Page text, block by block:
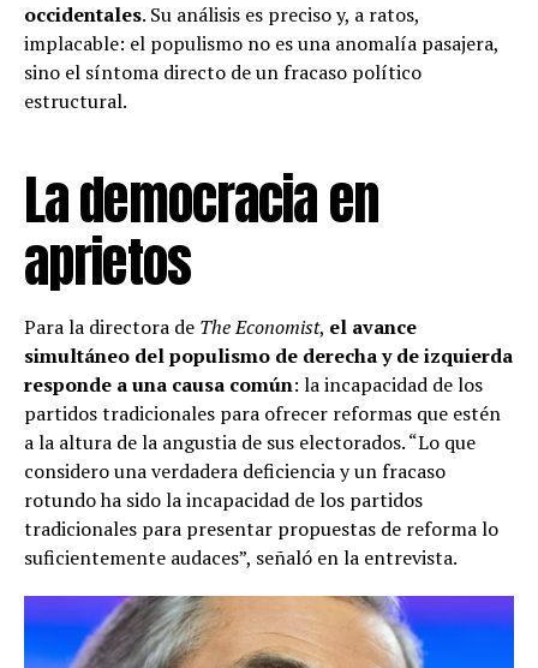
occidentales. Su análisis es preciso y, a ratos,
implacable: el populismo no es una anomalía pasajera,
sino el síntoma directo de un fracaso político
estructural.
La democracia en
aprietos
Para la directora de The Economist, el avance
simultáneo del populismo de derecha y de izquierda
responde a una causa común: la incapacidad de los
partidos tradicionales para ofrecer reformas que estén
a la altura de la angustia de sus electorados. “Lo que
considero una verdadera deficiencia y un fracaso
rotundo ha sido la incapacidad de los partidos
tradicionales para presentar propuestas de reforma lo
suficientemente audaces”, señaló en la entrevista.